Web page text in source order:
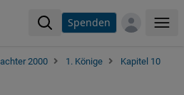
Spenden
2000 1. Könige
Kapitel 10